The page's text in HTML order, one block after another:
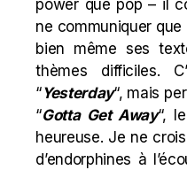
power que pop – il
ne communiquer
bien même ses
thèmes difficiles.
“Yesterday“, mais
“Gotta Get Away“,
heureuse. Je ne
d’endorphines à